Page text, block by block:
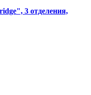
3 отделения,